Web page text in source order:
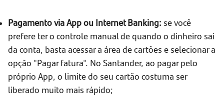
Pagamento via App ou Internet Banking: se você
prefere ter o controle manual de quando o dinheiro sai
da conta, basta acessar a área de cartões e selecionar a
opção "Pagar fatura". No Santander, ao pagar pelo
próprio App, o limite do seu cartão costuma ser
liberado muito mais rápido;